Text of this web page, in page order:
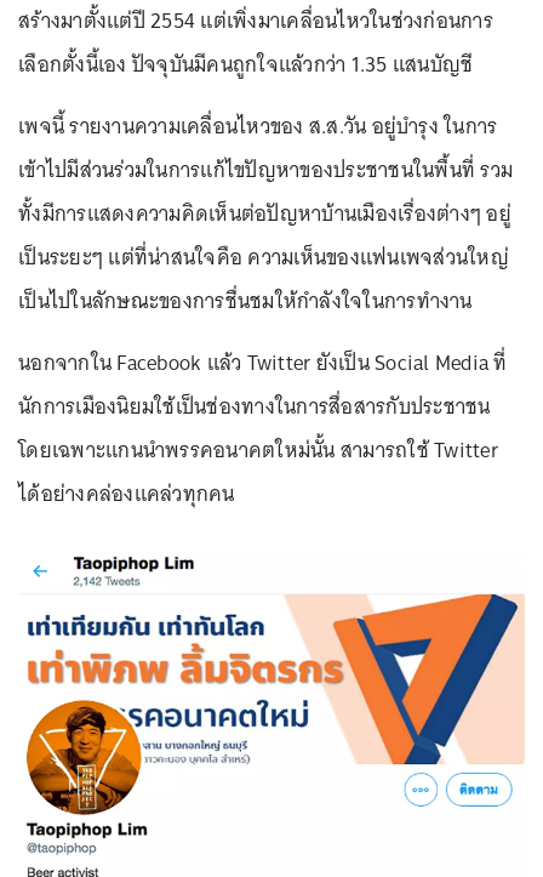
สร้างมาตั้งแต่ปี 2554 แต่เพิ่งมาเคลื่อนไหวในช่วงก่อนการ
เลือกตั้งนี้เอง ปัจจุบันมีคนถูกใจแล้วกว่า 1.35 แสนบัญชี
เพจนี้ รายงานความเคลื่อนไหวของ ส.ส.วัน อยู่บำรุง ในการ
เข้าไปมีส่วนร่วมในการแก้ไขปัญหาของประชาชนในพื้นที่ รวม
ทั้งมีการแสดงความคิดเห็นต่อปัญหาบ้านเมืองเรื่องต่างๆ อยู่
เป็นระยะๆ แต่ที่น่าสนใจคือ ความเห็นของแฟนเพจส่วนใหญ่
เป็นไปในลักษณะของการชื่นชมให้กำลังใจในการทำงาน
นอกจากใน Facebook แล้ว Twitter ยังเป็น Social Media ที่
นักการเมืองนิยมใช้เป็นช่องทางในการสื่อสารกับประชาชน
โดยเฉพาะแกนนำพรรคอนาคตใหม่นั้น สามารถใช้ Twitter
ได้อย่างคล่องแคล่วทุกคน